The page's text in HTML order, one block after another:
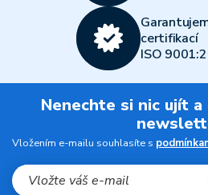
certifikací
ISO
Nenechte si nic ujít
Vložením e-mailu souhlasíte s